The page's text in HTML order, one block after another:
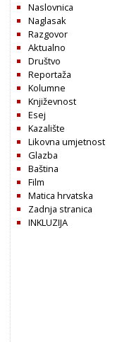
Naslovnica
Naglasak
Razgovor
Aktualno
Društvo
Reportaža
Kolumne
Književnost
Esej
Kazalište
Likovna umjetnost
Glazba
Baština
Film
Matica hrvatska
Zadnja stranica
INKLUZIJA